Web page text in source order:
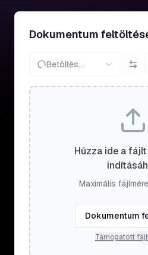
Dokumentum
Betöltés...
Húzza ide a
Maximális
Dokumentum
Támogatott